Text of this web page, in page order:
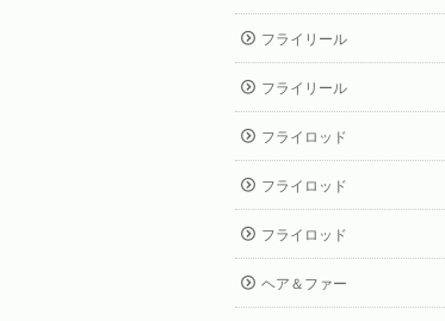
フライリール
フライリール
フライロッド
フライロッド
フライロッド
ヘア＆ファー